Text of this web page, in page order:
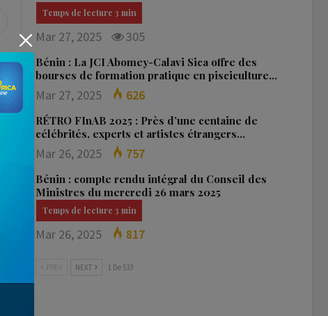
Mar 27, 2025 305
Bénin : La JCI Abomey-Calavi Sica offre des
bourses de formation pratique en pisciculture…
Mar 27, 2025 626
RÉTRO FInAB 2025 : Près d’une centaine de
célébrités, experts et artistes étrangers…
Mar 26, 2025 757
Bénin : compte rendu intégral du Conseil des
Ministres du mercredi 26 mars 2025
Mar 26, 2025 817
NEXT 1 De 533